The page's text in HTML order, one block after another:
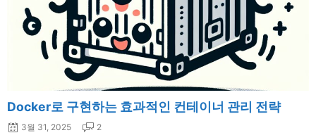
Docker로 구현하는 효과적인 컨테이너 관리 전략
3월 31, 2025 2